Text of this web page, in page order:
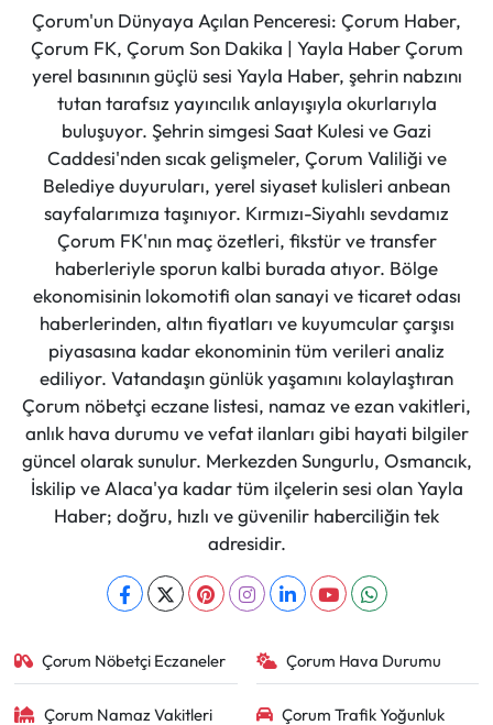
Çorum'un Dünyaya Açılan Penceresi: Çorum Haber,
Çorum FK, Çorum Son Dakika | Yayla Haber Çorum
yerel basınının güçlü sesi Yayla Haber, şehrin nabzını
tutan tarafsız yayıncılık anlayışıyla okurlarıyla
buluşuyor. Şehrin simgesi Saat Kulesi ve Gazi
Caddesi'nden sıcak gelişmeler, Çorum Valiliği ve
Belediye duyuruları, yerel siyaset kulisleri anbean
sayfalarımıza taşınıyor. Kırmızı-Siyahlı sevdamız
Çorum FK'nın maç özetleri, fikstür ve transfer
haberleriyle sporun kalbi burada atıyor. Bölge
ekonomisinin lokomotifi olan sanayi ve ticaret odası
haberlerinden, altın fiyatları ve kuyumcular çarşısı
piyasasına kadar ekonominin tüm verileri analiz
ediliyor. Vatandaşın günlük yaşamını kolaylaştıran
Çorum nöbetçi eczane listesi, namaz ve ezan vakitleri,
anlık hava durumu ve vefat ilanları gibi hayati bilgiler
güncel olarak sunulur. Merkezden Sungurlu, Osmancık,
İskilip ve Alaca'ya kadar tüm ilçelerin sesi olan Yayla
Haber; doğru, hızlı ve güvenilir haberciliğin tek
adresidir.
Çorum Nöbetçi Eczaneler Çorum Hava Durumu
Çorum Namaz Vakitleri
Çorum Trafik Yoğunluk